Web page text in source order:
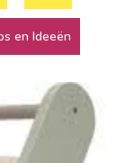
en Ideeën